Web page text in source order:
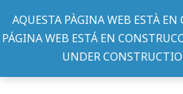
AQUESTA PÀGINA WEB ESTÀ EN
PÁGINA WEB ESTÁ EN
UNDER